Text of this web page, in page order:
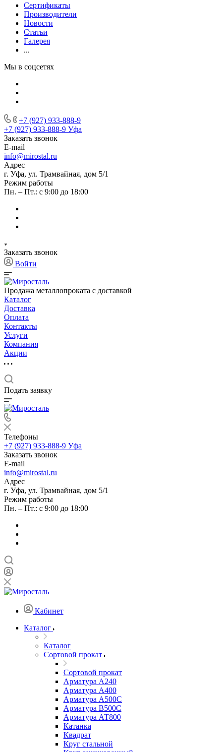
Сертификаты
Производители
Новости
Статьи
Галерея
...
Мы в соцсетях
+7 (927) 933-888-9
+7 (927) 933-888-9 Уфа
Заказать звонок
E-mail
info@mirostal.ru
Адрес
г. Уфа, ул. Трамвайная, дом 5/1
Режим работы
Пн. – Пт.: с 9:00 до 18:00
Заказать звонок
Войти
Продажа металлопроката с доставкой
Каталог
Доставка
Оплата
Контакты
Услуги
Компания
Акции
Подать заявку
Телефоны
+7 (927) 933-888-9 Уфа
Заказать звонок
E-mail
info@mirostal.ru
Адрес
г. Уфа, ул. Трамвайная, дом 5/1
Режим работы
Пн. – Пт.: с 9:00 до 18:00
Кабинет
Каталог
Каталог
Сортовой прокат
Сортовой прокат
Арматура А240
Арматура А400
Арматура А500C
Арматура В500С
Арматура АТ800
Катанка
Квадрат
Круг стальной